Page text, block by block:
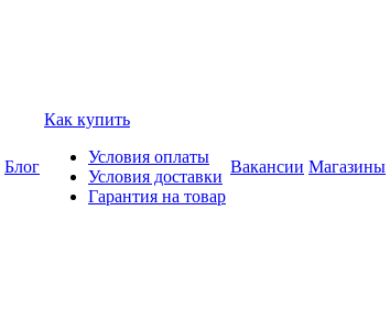
Блог
Как купить
Условия оплаты
Условия доставки
Гарантия на товар
Вакансии Магазины